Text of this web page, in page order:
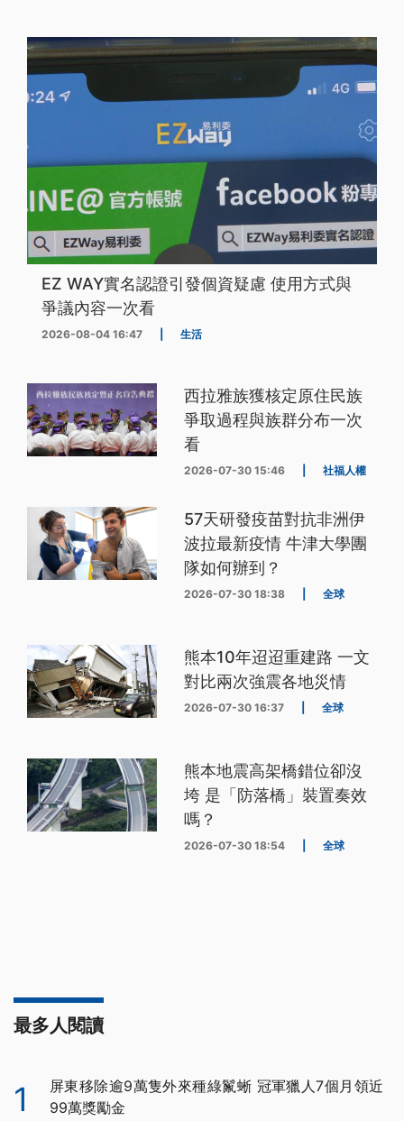
EZ WAY實名認證引發個資疑慮 使用方式與
爭議內容一次看
2026-08-04 16:47 生活
西拉雅族獲核定原住民族
爭取過程與族群分布一次
看
2026-07-30 15:46 社福人權
57天研發疫苗對抗非洲伊
波拉最新疫情 牛津大學團
隊如何辦到？
2026-07-30 18:38 全球
熊本10年迢迢重建路 一文
對比兩次強震各地災情
2026-07-30 16:37 全球
熊本地震高架橋錯位卻沒
垮 是「防落橋」裝置奏效
嗎？
2026-07-30 18:54 全球
最多人閱讀
1
屏東移除逾9萬隻外來種綠鬣蜥 冠軍獵人7個月領近
99萬獎勵金